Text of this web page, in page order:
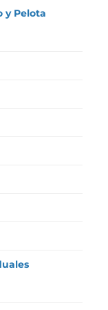
y Pelota